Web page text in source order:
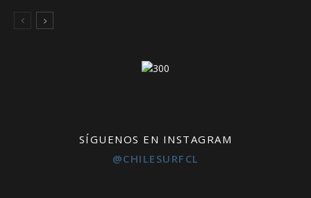
SÍGUENOS EN INSTAGRAM
@CHILESURFCL